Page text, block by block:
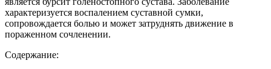
характеризуется воспалением суставной сумки,
сопровождается болью и может затруднять движение в
пораженном сочленении.
Содержание: